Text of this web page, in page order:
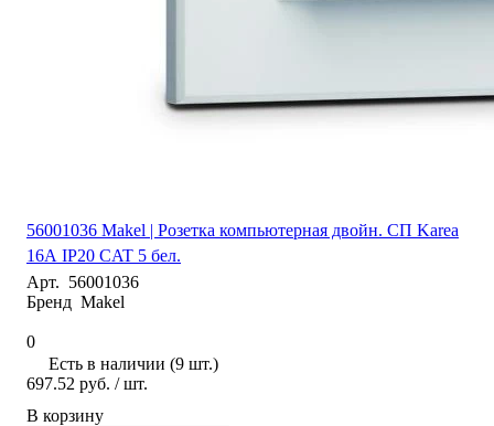
56001036 Makel | Розетка компьютерная двойн. СП Karea
16А IP20 CAT 5 бел.
Арт. 56001036
Бренд Makel
0
Есть в наличии (9 шт.)
697.52 руб. / шт.
В корзину